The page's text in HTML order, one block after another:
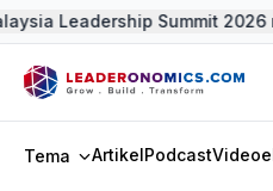
Leadership Summit 2026
Tema ArtikelPodcastVideo